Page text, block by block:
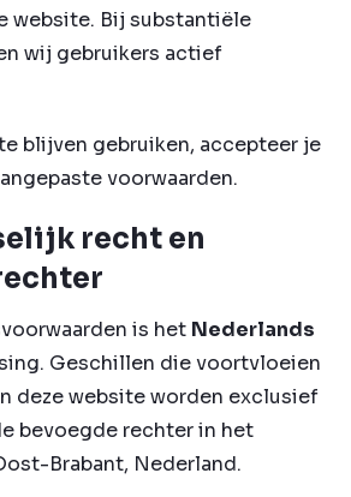
website. Bij substantiële
wij gebruikers actief
blijven gebruiken, accepteer je
voorwaarden.
recht en
is het Nederlands
Geschillen die voortvloeien
deze website worden exclusief
bevoegde rechter in het
Brabant, Nederland.